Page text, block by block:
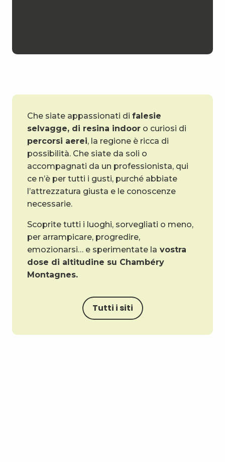
Che siate appassionati di falesie
selvagge, di resina indoor o curiosi di
percorsi aerei, la regione è ricca di
possibilità. Che siate da soli o
accompagnati da un professionista, qui
ce n’è per tutti i gusti, purché abbiate
l’attrezzatura giusta e le conoscenze
necessarie.
Scoprite tutti i luoghi, sorvegliati o meno,
per arrampicare, progredire,
emozionarsi… e sperimentate la vostra
dose di altitudine su Chambéry
Montagnes.
Tutti i siti